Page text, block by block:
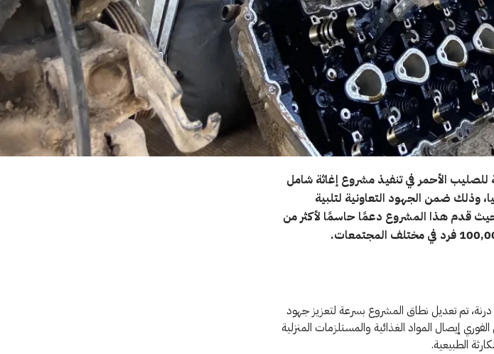
الأحمر في تنفيذ مشروع إغاثة شامل
وذلك ضمن الجهود التعاونية لتلبية
حيث قدم هذا المشروع دعمًا حاسمًا لأكثر من
تم تعديل نطاق المشروع بسرعة لتعزيز جهود
إيصال المواد الغذائية والمستلزمات المنزلية